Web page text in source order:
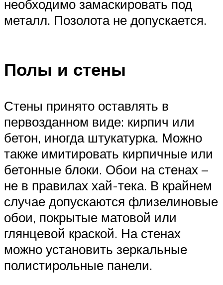
необходимо замаскировать под
металл. Позолота не допускается.
Полы и стены
Стены принято оставлять в
первозданном виде: кирпич или
бетон, иногда штукатурка. Можно
также имитировать кирпичные или
бетонные блоки. Обои на стенах –
не в правилах хай-тека. В крайнем
случае допускаются флизелиновые
обои, покрытые матовой или
глянцевой краской. На стенах
можно установить зеркальные
полистирольные панели.